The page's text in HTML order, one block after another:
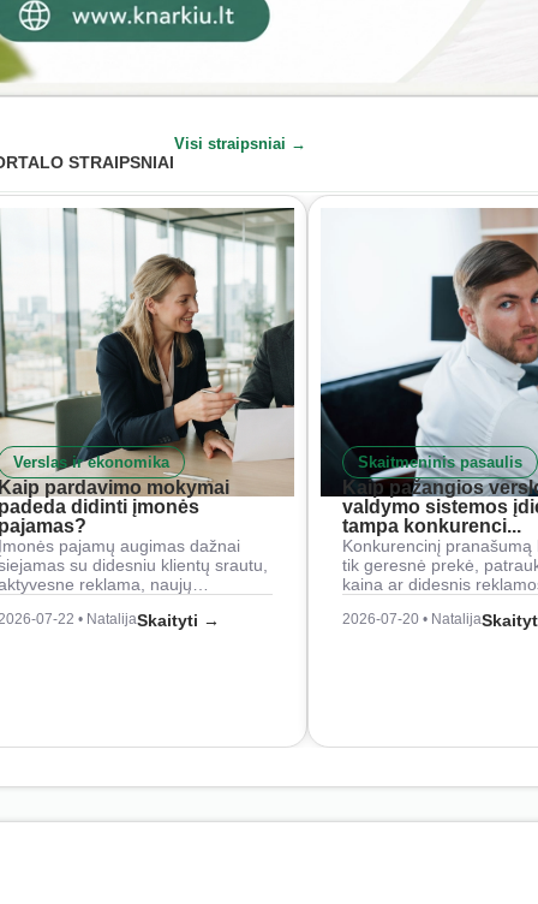
STRAIPSNIAI
Visi straipsniai →
Verslas ir ekonomika
pardavimo mokymai
didinti įmonės
pajamų augimas dažnai
su didesniu klientų srautu,
reklama, naujų…
07-22 • NatalijaSkaityti →
Skaitmeninis pasaulis
Kaip pažangios
valdymo sistemos
tampa konkurenci...
Konkurencinį pranašumą
tik geresnė prekė,
kaina ar didesnis
2026-07-20 • Natalija